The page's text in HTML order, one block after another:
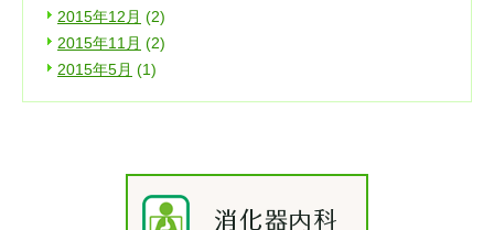
2015年12月 (2)
2015年11月 (2)
2015年5月 (1)